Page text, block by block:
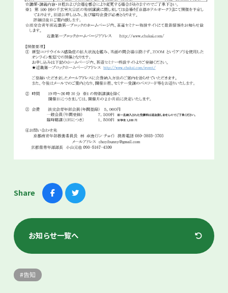
Share
お知らせ一覧へ
告知